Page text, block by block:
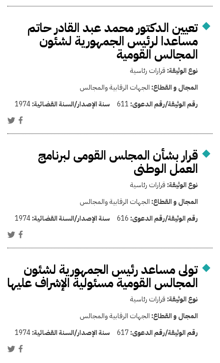
تعيين الدكتور محمد عبد القادر حاتم
مساعدا لرئيس الجمهورية لشئون
المجالس القومية
نوع الوثيقة: قرارات رئاسية
المجال و القطاع: الجهات الرقابية والمجالس
رقم الوثيقة/رقم الدعوى: 611 سنة الإصدار/السنة القضائية:1974
قرار بشأن المجلس القومى لبرنامج
العمل الوطنى
نوع الوثيقة: قرارات رئاسية
المجال و القطاع: الجهات الرقابية والمجالس
رقم الوثيقة/رقم الدعوى: 616 سنة الإصدار/السنة القضائية:1974
تولى مساعد رئيس الجمهورية لشئون
المجالس القومية مسئولية الإشراف عليها
نوع الوثيقة: قرارات رئاسية
المجال و القطاع: الجهات الرقابية والمجالس
رقم الوثيقة/رقم الدعوى:617 سنة الإصدار/السنة القضائية:1974